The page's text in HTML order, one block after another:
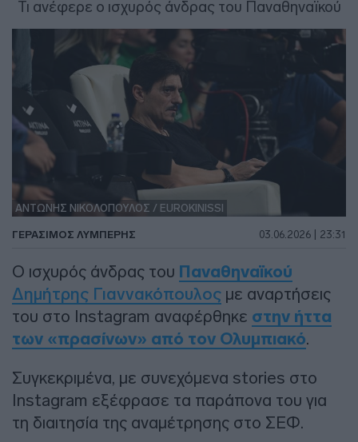
Τι ανέφερε ο ισχυρός άνδρας του Παναθηναϊκού
ΑΝΤΩΝΗΣ ΝΙΚΟΛΟΠΟΥΛΟΣ / EUROKINISSI
ΓΕΡΆΣΙΜΟΣ ΛΥΜΠΈΡΗΣ 03.06.2026 | 23:31
Ο ισχυρός άνδρας του Παναθηναϊκού
Δημήτρης Γιαννακόπουλος με αναρτήσεις
του στο Instagram αναφέρθηκε στην ήττα
των «πρασίνων» από τον Ολυμπιακό.
Συγκεκριμένα, με συνεχόμενα stories στο
Instagram εξέφρασε τα παράπονα του για
τη διαιτησία της αναμέτρησης στο ΣΕΦ.